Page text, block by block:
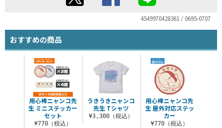
4549970428361 / 0695-0707
おすすめの商品
うきうきニャンコ
先生 Tシャツ
¥3,300（税込）
用心棒ニャンコ先
生 屋外対応ステッ
カー
¥770（税込）
用心棒ニャンコ先
生 ミニステッカー
セット
¥770（税込）